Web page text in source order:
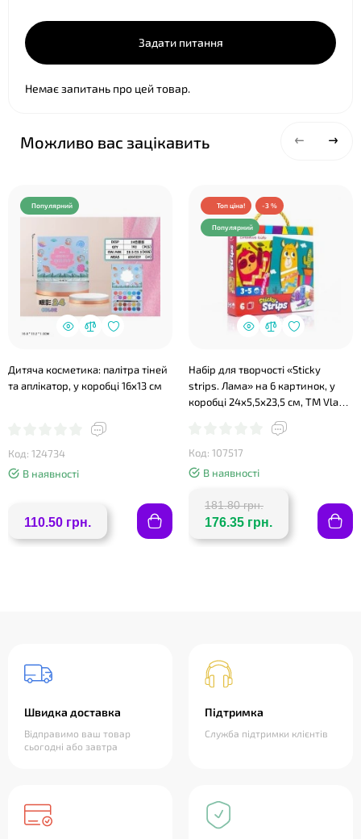
Задати питання
Немає запитань про цей товар.
Можливо вас зацікавить
Популярний
Дитяча косметика: палітра тіней
та аплікатор, у коробці 16х13 см
Код: 124734
В наявності
110.50 грн.
Топ ціна! -3 %
Популярний
Набір для творчості «Sticky
strips. Лама» на 6 картинок, у
коробці 24х5,5х23,5 см, ТМ Vladi
Код: 107517
В наявності
181.80 грн.
176.35 грн.
Швидка доставка
Відправимо ваш товар
сьогодні або завтра
Підтримка
Служба підтримки клієнтів